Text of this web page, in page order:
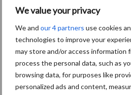
We value your privacy
We and our 4 partners use cookies
technologies to improve your
may store and/or access information
process the personal data, such as
browsing data, for purposes like
personalized ads and content,
Tien
een langere
“Vraag naar